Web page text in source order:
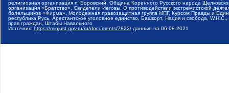
религиозная организация п. Боровский, Община Коренного Русского народа
организация «Братство», Свидетели Иеговы, О противодействии экстремистской
болельщиков «Фирма», Молодежная правозащитная группа МПГ, Курсом Правды и
республика Русь, Арестантское уголовное единство, Башкорт, Нация и свобода,
прав граждан, Штабы Навального
Источник: https://minjust.gov.ru/ru/documents/7822/ данные на 06.08.2021